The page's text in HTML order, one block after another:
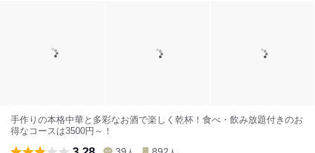
手作りの本格中華と多彩なお酒で楽しく乾杯！食べ・飲み放題付きのお
得なコースは3500円～！